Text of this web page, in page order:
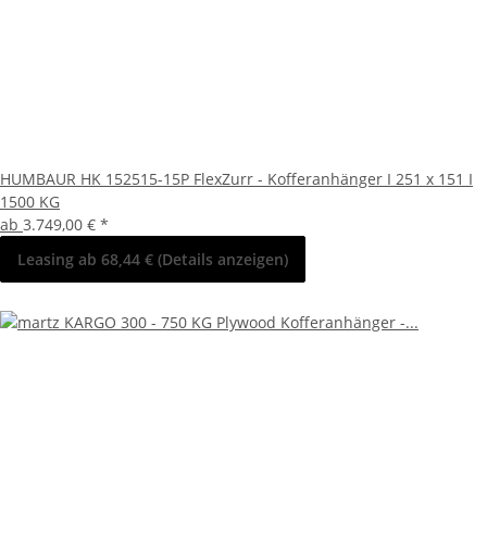
HUMBAUR HK 152515-15P FlexZurr - Kofferanhänger I 251 x 151 I
1500 KG
ab 3.749,00 € *
Leasing ab 68,44 € (Details anzeigen)